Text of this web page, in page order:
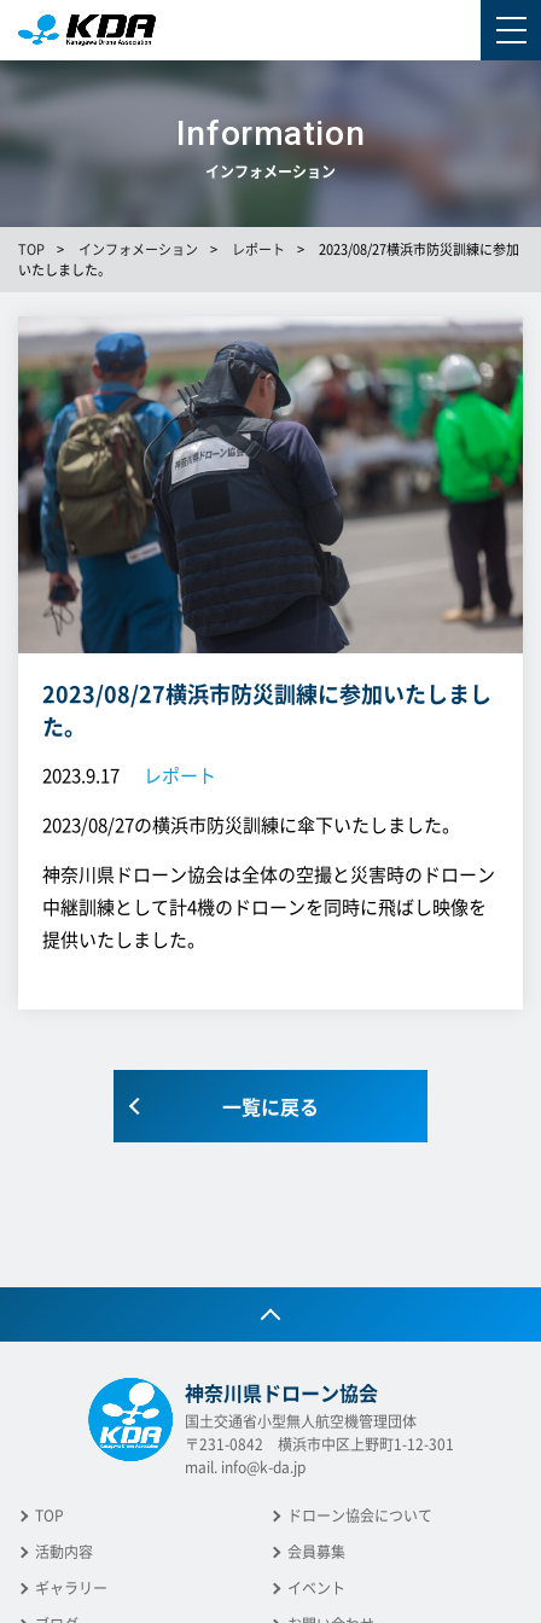
Information
インフォメーション
TOP > インフォメーション > レポート >
2023/08/27横浜市防災訓練に参加
いたしました。
2023/08/27横浜市防災訓練に参加いたしまし
た。
2023.9.17
レポート
2023/08/27の横浜市防災訓練に傘下いたしました。
神奈川県ドローン協会は全体の空撮と災害時のドローン
中継訓練として計4機のドローンを同時に飛ばし映像を
提供いたしました。
一覧に戻る
神奈川県ドローン協会
国土交通省小型無人航空機管理団体
〒231-0842 横浜市中区上野町1-12-301
mail. info@k-da.jp
TOP
ドローン協会について
活動内容
会員募集
ギャラリー
イベント